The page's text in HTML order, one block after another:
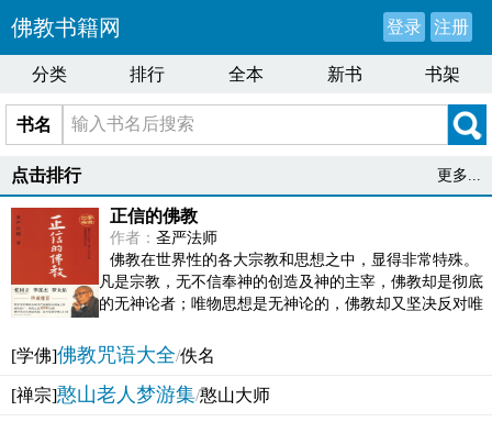
佛教书籍网 登录 注册
分类 排行 全本 新书 书架
书名
点击排行 更多...
正信的佛教
作者： 圣严法师
佛教在世界性的各大宗教和思想之中，显得非常特殊。
凡是宗教，无不信奉神的创造及神的主宰，佛教却是彻底
的无神论者；唯物思想是无神论的，佛教却又坚决反对唯
[学佛]佛教咒语大全/佚名
[禅宗]憨山老人梦游集/憨山大师